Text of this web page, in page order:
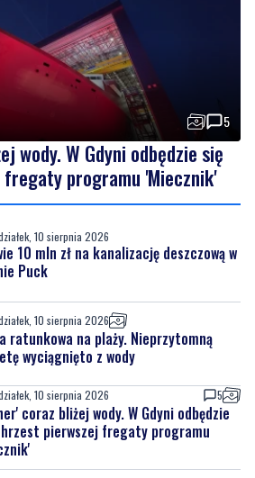
5
wody. W Gdyni odbędzie się
programu 'Miecznik'
10 sierpnia 2026
10 mln zł na kanalizację deszczową w
Puck
10 sierpnia 2026
ratunkowa na plaży. Nieprzytomną
wyciągnięto z wody
10 sierpnia 2026 5
coraz bliżej wody. W Gdyni odbędzie
pierwszej fregaty programu